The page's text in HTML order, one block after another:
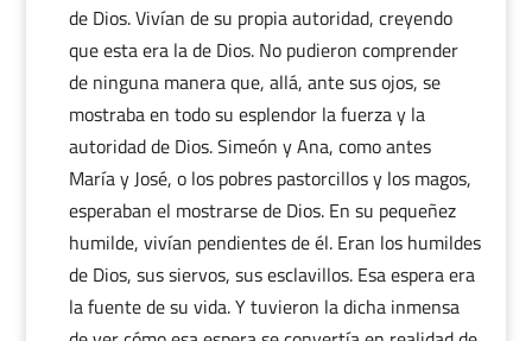
de Dios. Vivían de su propia autoridad, creyendo
que esta era la de Dios. No pudieron comprender
de ninguna manera que, allá, ante sus ojos, se
mostraba en todo su esplendor la fuerza y la
autoridad de Dios. Simeón y Ana, como antes
María y José, o los pobres pastorcillos y los magos,
esperaban el mostrarse de Dios. En su pequeñez
humilde, vivían pendientes de él. Eran los humildes
de Dios, sus siervos, sus esclavillos. Esa espera era
la fuente de su vida. Y tuvieron la dicha inmensa